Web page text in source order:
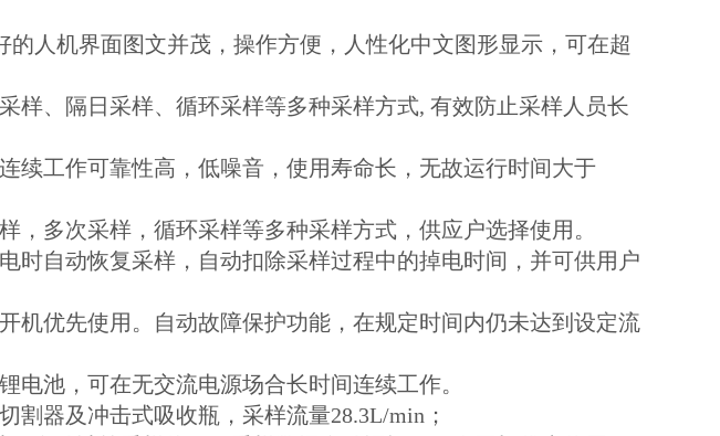
的人机界面图文并茂，操作方便，人性化中文图形显示，可在超
样、隔日采样、循环采样等多种采样方式, 有效防止采样人员长
续工作可靠性高，低噪音，使用寿命长，无故运行时间大于
，多次采样，循环采样等多种采样方式，供应户选择使用。
时自动恢复采样，自动扣除采样过程中的掉电时间，并可供用户
机优先使用。自动故障保护功能，在规定时间内仍未达到设定流
电池，可在无交流电源场合长时间连续工作。
割器及冲击式吸收瓶，采样流量28.3L/min；